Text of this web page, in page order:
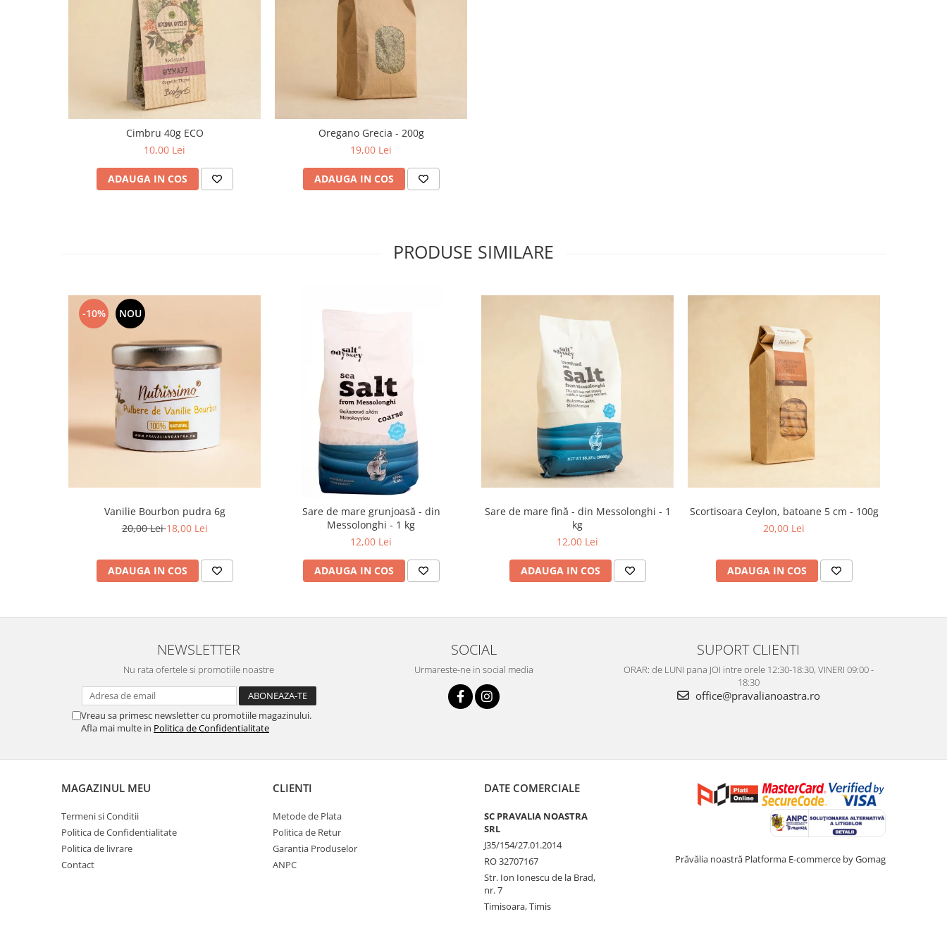
Cimbru 40g ECO
10,00 Lei
ADAUGA IN COS
Oregano Grecia - 200g
19,00 Lei
ADAUGA IN COS
PRODUSE SIMILARE
-10% NOU
Vanilie Bourbon pudra 6g
20,00 Lei18,00 Lei
ADAUGA IN COS
Sare de mare grunjoasă - din
Messolonghi - 1 kg
12,00 Lei
ADAUGA IN COS
Sare de mare fină - din Messolonghi - 1
kg
12,00 Lei
ADAUGA IN COS
Scortisoara Ceylon, batoane 5 cm - 100g
20,00 Lei
ADAUGA IN COS
NEWSLETTER
Nu rata ofertele si promotiile noastre
Vreau sa primesc newsletter cu promotiile magazinului.
Afla mai multe in Politica de Confidentialitate
SOCIAL
Urmareste-ne in social media
SUPORT CLIENTI
ORAR: de LUNI pana JOI intre orele 12:30-18:30, VINERI 09:00 -
18:30
office@pravalianoastra.ro
MAGAZINUL MEU
Termeni si Conditii
Politica de Confidentialitate
Politica de livrare
Contact
CLIENTI
Metode de Plata
Politica de Retur
Garantia Produselor
ANPC
DATE COMERCIALE
SC PRAVALIA NOASTRA
SRL
J35/154/27.01.2014
RO 32707167
Str. Ion Ionescu de la Brad,
nr. 7
Timisoara, Timis
Prăvălia noastră Platforma E-commerce by Gomag